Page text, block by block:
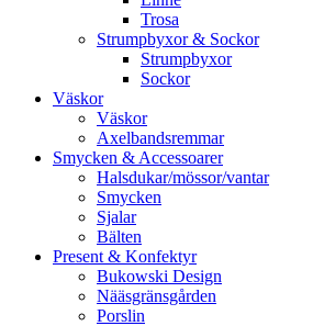
Trosa
Strumpbyxor & Sockor
Strumpbyxor
Sockor
Väskor
Väskor
Axelbandsremmar
Smycken & Accessoarer
Halsdukar/mössor/vantar
Smycken
Sjalar
Bälten
Present & Konfektyr
Bukowski Design
Nääsgränsgården
Porslin